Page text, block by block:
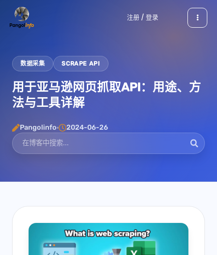
注册 / 登录
数据采集 SCRAPE API
用于亚马逊网页抓取API：用途、方
法与工具详解
Pangolinfo 2024-06-26